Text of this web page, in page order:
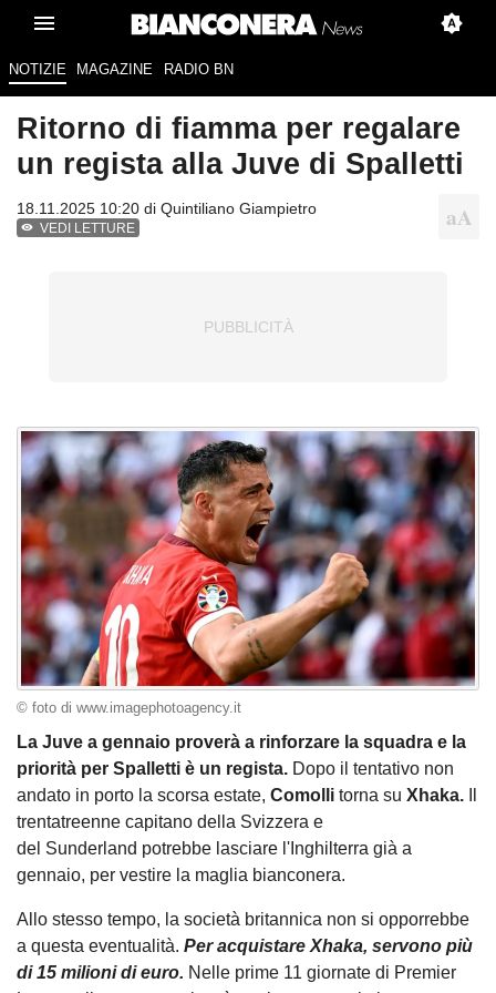
NOTIZIE MAGAZINE RADIO BN
Ritorno di fiamma per regalare
un regista alla Juve di Spalletti
18.11.2025 10:20 di Quintiliano Giampietro
VEDI LETTURE
© foto di www.imagephotoagency.it
La Juve a gennaio proverà a rinforzare la squadra e la
priorità per Spalletti è un regista. Dopo il tentativo non
andato in porto la scorsa estate, Comolli torna su Xhaka.
trentatreenne capitano della Svizzera e
del Sunderland potrebbe lasciare l'Inghilterra già a
gennaio, per vestire la maglia bianconera.
Allo stesso tempo, la società britannica non si opporrebbe
a questa eventualità. Per acquistare Xhaka, servono più
di 15 milioni di euro. Nelle prime 11 giornate di Premier